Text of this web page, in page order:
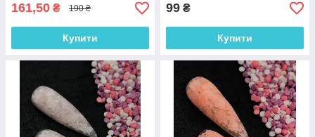
161,50 ₴ 190 ₴
Купити
99 ₴
Купити